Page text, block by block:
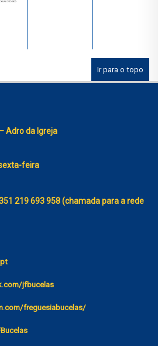
Ir para o topo
Adro da Igreja
feira
219 693 958 (chamada para a rede
jfbucelas
freguesiabucelas/